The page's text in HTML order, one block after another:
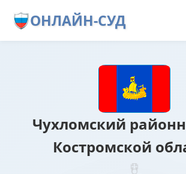
ОНЛАЙН-СУД
Чухломский
Костромской